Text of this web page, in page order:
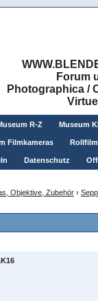
Forum
Photographica /
R-Z Museum
Filmkameras
Datenschutz
Objektive, Zubehör ›